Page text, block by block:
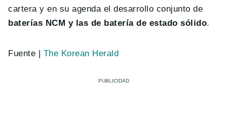
cartera y en su agenda el desarrollo conjunto de
baterías NCM y las de batería de estado sólido.
Fuente | The Korean Herald